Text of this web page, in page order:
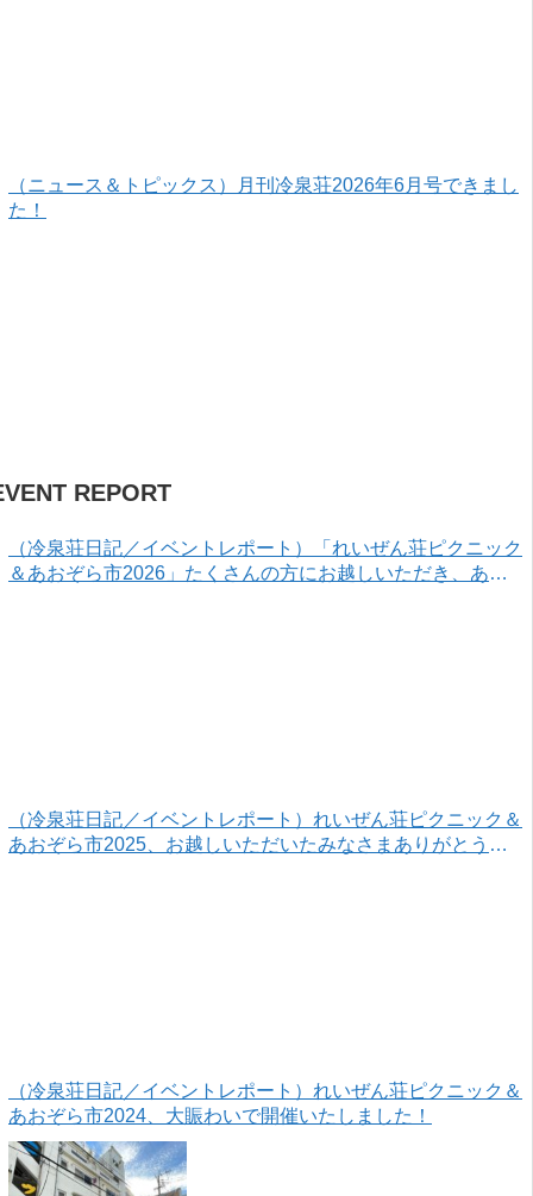
（ニュース＆トピックス）月刊冷泉荘2026年6月号できまし
た！
REPORT
（冷泉荘日記／イベントレポート）「れいぜん荘ピクニック
＆あおぞら市2026」たくさんの方にお越しいただき、あり
（冷泉荘日記／イベントレポート）れいぜん荘ピクニック＆
あおぞら市2025、お越しいただいたみなさまありがとうご
（冷泉荘日記／イベントレポート）れいぜん荘ピクニック＆
あおぞら市2024、大賑わいで開催いたしました！